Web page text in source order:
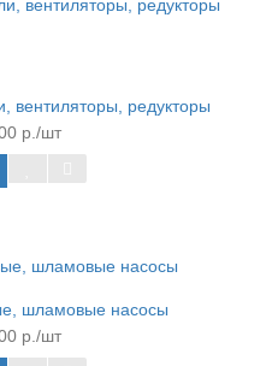
вентиляторы, редукторы
р./шт
шламовые насосы
р./шт